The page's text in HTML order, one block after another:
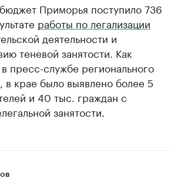
Приморья поступило 736
работы по легализации
деятельности и
теневой занятости. Как
пресс-службе регионального
в крае было выявлено более 5
и 40 тыс. граждан с
занятости.